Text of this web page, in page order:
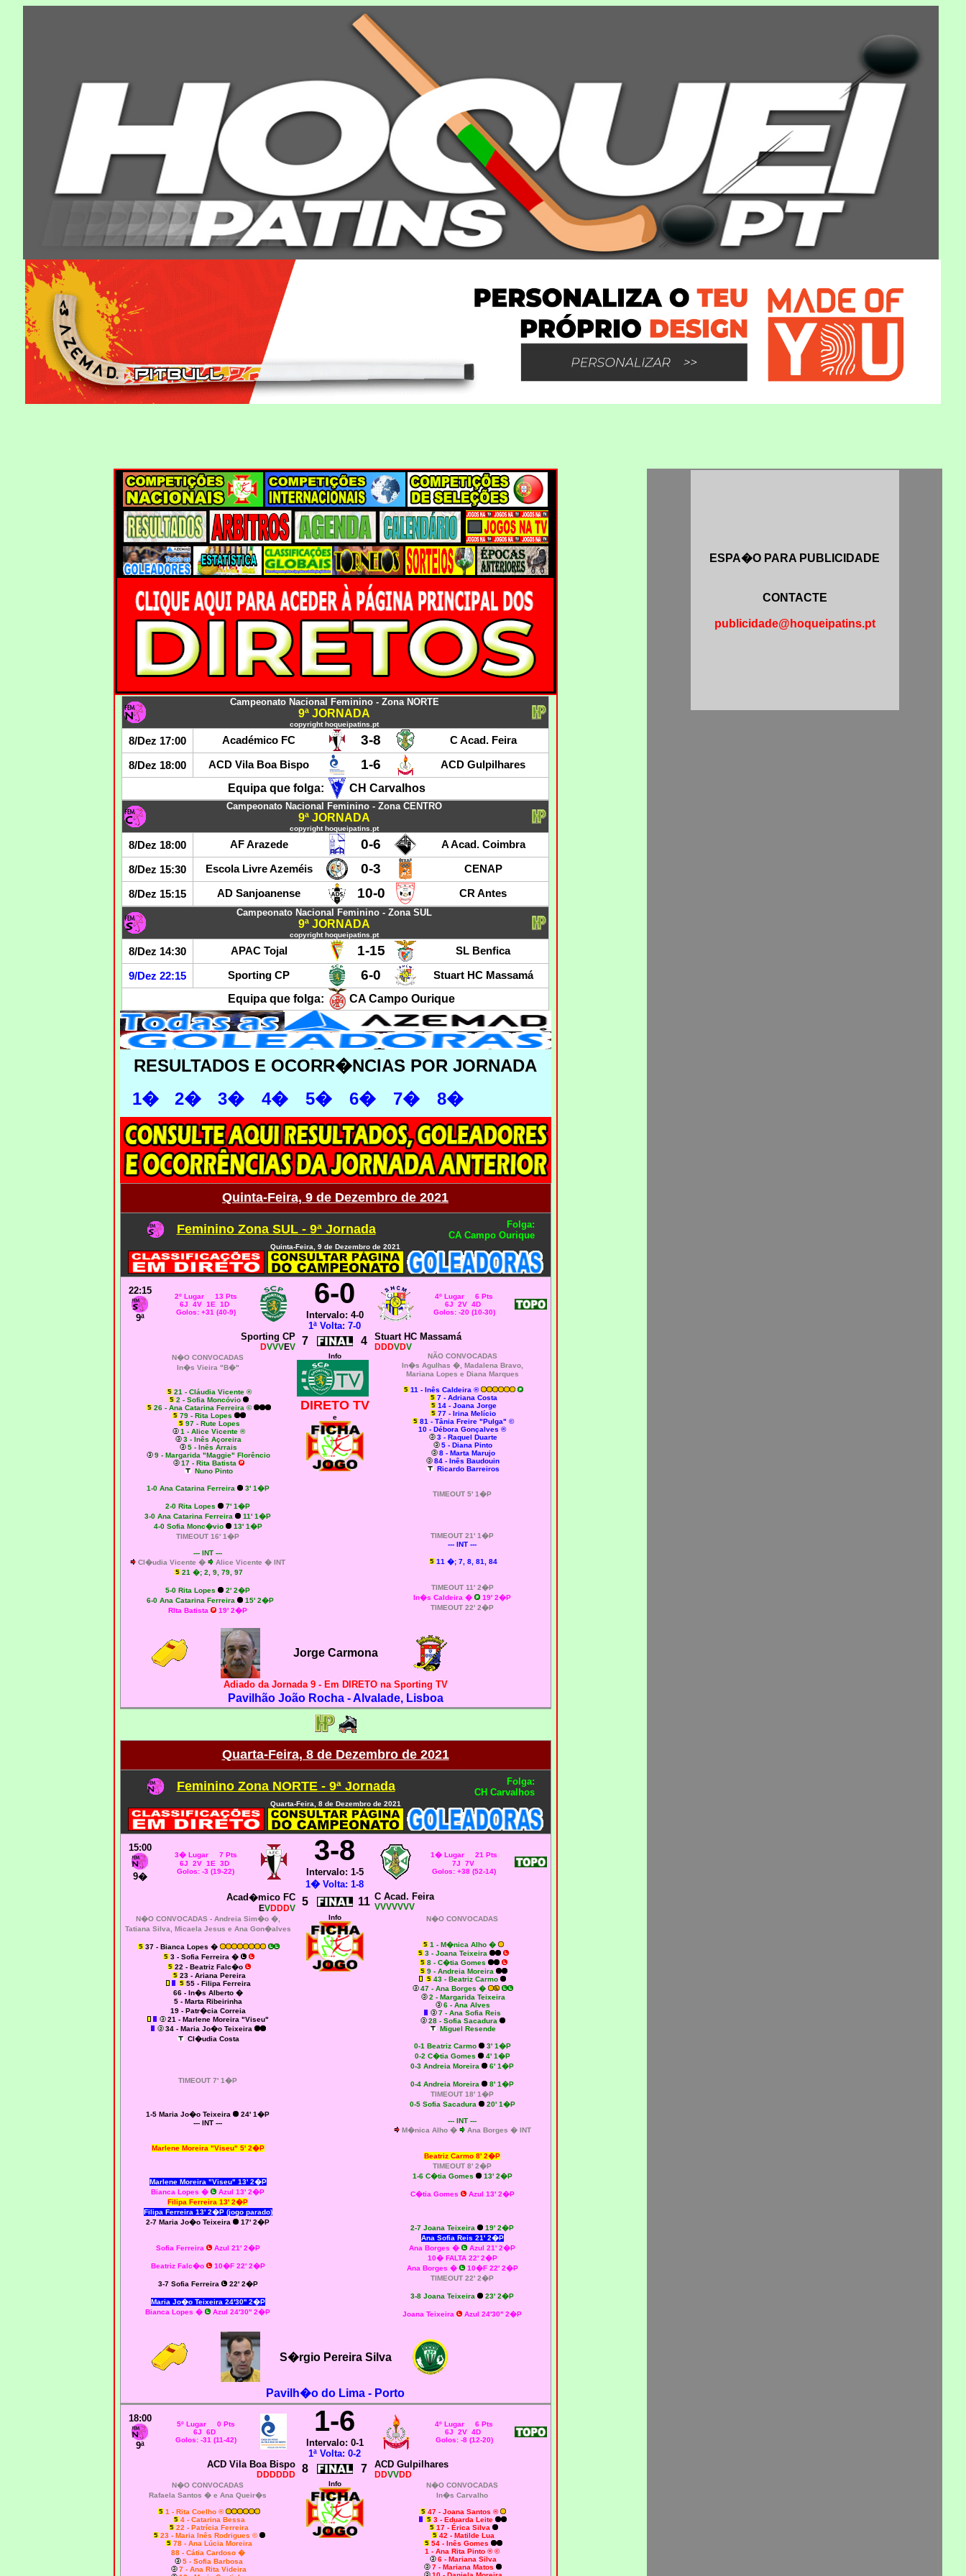
Campeonato Nacional Feminino - Zona NORTE
9ª JORNADA
copyright hoqueipatins.pt
8/Dez 17:00 Académico FC 3-8 C Acad. Feira
8/Dez 18:00 ACD Vila Boa Bispo 1-6 ACD Gulpilhares
Equipa que folga: CH Carvalhos
Campeonato Nacional Feminino - Zona CENTRO
9ª JORNADA
copyright hoqueipatins.pt
8/Dez 18:00 AF Arazede 0-6 A Acad. Coimbra
8/Dez 15:30 Escola Livre Azeméis 0-3 CENAP
8/Dez 15:15 AD Sanjoanense 10-0 CR Antes
Campeonato Nacional Feminino - Zona SUL
9ª JORNADA
copyright hoqueipatins.pt
8/Dez 14:30 APAC Tojal 1-15 SL Benfica
9/Dez 22:15 Sporting CP 6-0 Stuart HC Massamá
Equipa que folga: CA Campo Ourique
RESULTADOS E OCORR�NCIAS POR JORNADA
1�
2� 3� 4� 5� 6� 7� 8�
Quinta-Feira, 9 de Dezembro de 2021
Feminino Zona SUL - 9ª Jornada
Folga:
CA Campo Ourique
Quinta-Feira, 9 de Dezembro de 2021
22:15
9ª
2º Lugar 13 Pts
6J 4V 1E 1D
Golos: +31 (40-9)
6-0
Intervalo: 4-0
1ª Volta: 7-0
4º Lugar 6 Pts
6J 2V 4D
Golos: -20 (10-30)
Sporting CP
DVVVEV 7 4 Stuart HC Massamá
DDDVDV
N�O CONVOCADAS
In�s Vieira "B�"
21 - Cláudia Vicente ®
2 - Sofia Moncóvio
26 - Ana Catarina Ferreira ©
79 - Rita Lopes
97 - Rute Lopes
1 - Alice Vicente ®
3 - Inês Açoreira
5 - Inês Arrais
9 - Margarida "Maggie" Florêncio
17 - Rita Batista
Nuno Pinto
1-0 Ana Catarina Ferreira 3' 1�P
2-0 Rita Lopes
7' 1�P
3-0 Ana Catarina Ferreira
11' 1�P
4-0 Sofia Monc�vio
13' 1�P
TIMEOUT 16' 1�P
--- INT ---
Cl�udia Vicente �
Alice Vicente � INT
21 �; 2, 9, 79, 97
5-0 Rita Lopes
2' 2�P
6-0 Ana Catarina Ferreira
15' 2�P
RIta Batista
19' 2�P
Info
DIRETO TV
e
NÃO CONVOCADAS
In�s Agulhas �, Madalena Bravo,
Mariana Lopes e Diana Marques
11 - Inês Caldeira ®
7 - Adriana Costa
14 - Joana Jorge
77 - Irina Melício
81 - Tânia Freire "Pulga" ©
10 - Débora Gonçalves ®
3 - Raquel Duarte
5 - Diana Pinto
8 - Marta Marujo
84 - Inês Baudouin
Ricardo Barreiros
TIMEOUT 5' 1�P
TIMEOUT 21' 1�P
--- INT ---
11 �; 7, 8, 81, 84
TIMEOUT 11' 2�P
In�s Caldeira �
19' 2�P
TIMEOUT 22' 2�P
Jorge Carmona
Adiado da Jornada 9 - Em DIRETO na Sporting TV
Pavilhão João Rocha - Alvalade, Lisboa
Quarta-Feira, 8 de Dezembro de 2021
Feminino Zona NORTE - 9ª Jornada
Folga:
CH Carvalhos
Quarta-Feira, 8 de Dezembro de 2021
15:00
9�
3� Lugar 7 Pts
6J 2V 1E 3D
Golos: -3 (19-22)
3-8
Intervalo: 1-5
1� Volta: 1-8
1� Lugar 21 Pts
7J 7V
Golos: +38 (52-14)
Acad�mico FC
EVDDDV
5 11 C Acad. Feira
VVVVVVV
N�O CONVOCADAS - Andreia Sim�o �,
Tatiana Silva, Micaela Jesus e Ana Gon�alves
37 - Bianca Lopes �
3 - Sofia Ferreira �
22 - Beatriz Falc�o
23 - Ariana Pereira
55 - Filipa Ferreira
66 - In�s Alberto �
5 - Marta Ribeirinha
19 - Patr�cia Correia
21 - Marlene Moreira "Viseu"
34 - Maria Jo�o Teixeira
Cl�udia Costa
TIMEOUT 7' 1�P
1-5 Maria Jo�o Teixeira
24' 1�P
--- INT ---
Marlene Moreira "Viseu" 5' 2�P
Marlene Moreira "Viseu" 13' 2�P
Bianca Lopes �
Azul 13' 2�P
Filipa Ferreira 13' 2�P
Filipa Ferreira 13' 2�P (jogo parado)
2-7 Maria Jo�o Teixeira
17' 2�P
Sofia Ferreira Azul 21' 2�P
Beatriz Falc�o 10�F 22' 2�P
3-7 Sofia Ferreira 22' 2�P
Maria Jo�o Teixeira 24'30'' 2�P
Bianca Lopes �
Azul 24'30'' 2�P
Info N�O CONVOCADAS
1 - M�nica Alho �
3 - Joana Teixeira
8 - C�tia Gomes
9 - Andreia Moreira
43 - Beatriz Carmo
47 - Ana Borges �
2 - Margarida Teixeira
6 - Ana Alves
7 - Ana Sofia Reis
28 - Sofia Sacadura
Miguel Resende
0-1 Beatriz Carmo
3' 1�P
0-2 C�tia Gomes
4' 1�P
0-3 Andreia Moreira 6' 1�P
0-4 Andreia Moreira
8' 1�P
TIMEOUT 18' 1�P
0-5 Sofia Sacadura
20' 1�P
--- INT ---
M�nica Alho �
Ana Borges � INT
Beatriz Carmo 8' 2�P
TIMEOUT 8' 2�P
1-6 C�tia Gomes
13' 2�P
C�tia Gomes Azul 13' 2�P
2-7 Joana Teixeira
19' 2�P
Ana Sofia Reis 21' 2�P
Ana Borges �
Azul 21' 2�P
10� FALTA 22' 2�P
Ana Borges �
10�F 22' 2�P
TIMEOUT 22' 2�P
3-8 Joana Teixeira 23' 2�P
Joana Teixeira Azul 24'30'' 2�P
S�rgio Pereira Silva
Pavilh�o do Lima - Porto
18:00
9ª
5º Lugar 0 Pts
6J 6D
Golos: -31 (11-42)
1-6
Intervalo: 0-1
1ª Volta: 0-2
4º Lugar 6 Pts
6J 2V 4D
Golos: -8 (12-20)
ACD Vila Boa Bispo
DDDDDD 8 7 ACD Gulpilhares
DDVVDD
N�O CONVOCADAS
Rafaela Santos � e Ana Queir�s
1 - Rita Coelho ®
4 - Catarina Bessa
22 - Patrícia Ferreira
23 - Maria Inês Rodrigues ©
78 - Ana Lúcia Moreira
88 - Cátia Cardoso �
5 - Sofia Barbosa
7 - Ana Rita Videira
Info
N�O CONVOCADAS
In�s Carvalho
47 - Joana Santos ®
3 - Eduarda Leite
17 - Érica Silva
42 - Matilde Lua
54 - Inês Gomes
1 - Ana Rita Pinto ® ©
6 - Mariana Silva
7 - Mariana Matos
ESPA�O PARA PUBLICIDADE
CONTACTE
publicidade@hoqueipatins.pt